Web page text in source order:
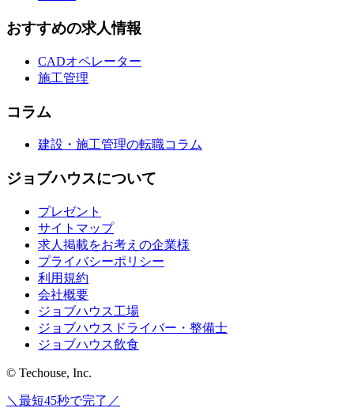
おすすめの求人情報
CADオペレーター
施工管理
コラム
建設・施工管理の転職コラム
ジョブハウスについて
プレゼント
サイトマップ
求人掲載をお考えの企業様
プライバシーポリシー
利用規約
会社概要
ジョブハウス工場
ジョブハウスドライバー・整備士
ジョブハウス飲食
© Techouse, Inc.
＼最短45秒で完了／